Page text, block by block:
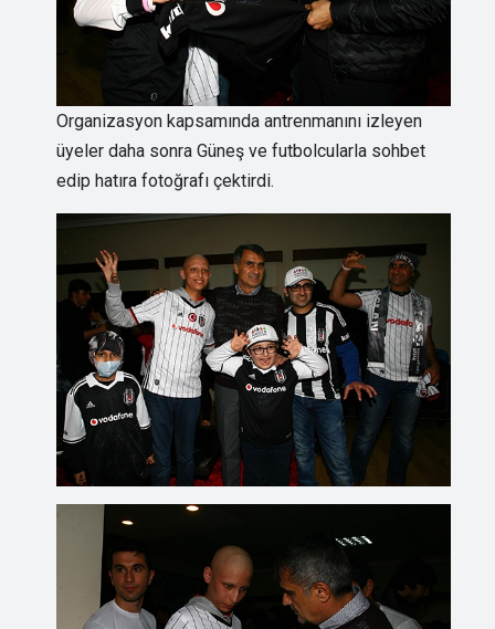
Organizasyon kapsamında antrenmanını izleyen
üyeler daha sonra Güneş ve futbolcularla sohbet
edip hatıra fotoğrafı çektirdi.